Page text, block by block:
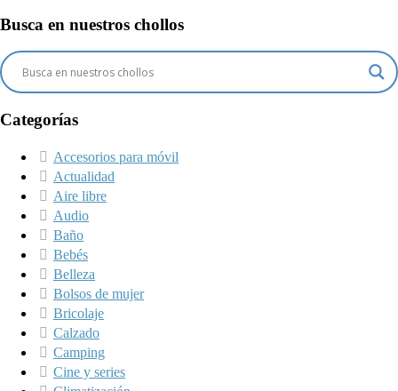
Busca en nuestros chollos
Categorías
Accesorios para móvil
Actualidad
Aire libre
Audio
Baño
Bebés
Belleza
Bolsos de mujer
Bricolaje
Calzado
Camping
Cine y series